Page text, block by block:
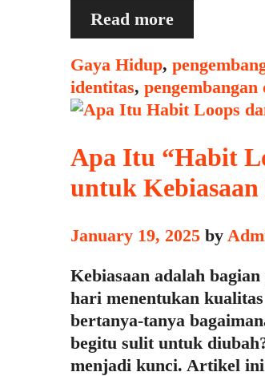
Read moreBagaimana
Menjadikan
Kebiasaan
Sebagai
Bagian
Identitas
Diri
Categories
Gaya Hidup,
identitas,
Apa Itu “Habit
untuk
January 19, 2025 by
Kebiasaan adalah
hari menentukan
bertanya-tanya
begitu sulit untuk
menjadi kunci. Artikel ini